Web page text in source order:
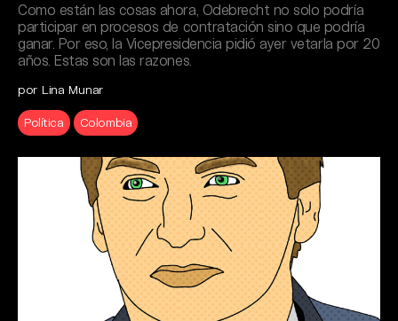
Como están las cosas ahora, Odebrecht no solo podría
participar en procesos de contratación sino que podría
ganar. Por eso, la Vicepresidencia pidió ayer vetarla por 20
años. Estas son las razones.
por Lina Munar
Política Colombia